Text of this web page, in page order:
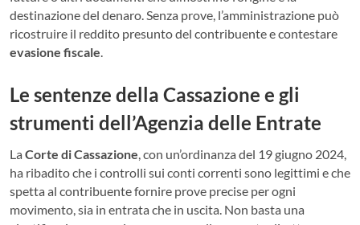
destinazione del denaro. Senza prove, l’amministrazione può
ricostruire il reddito presunto del contribuente e contestare
evasione fiscale.
Le sentenze della Cassazione e gli
strumenti dell’Agenzia delle Entrate
La Corte di Cassazione , con un’ordinanza del 19 giugno 2024,
ha ribadito che i controlli sui conti correnti sono legittimi e che
spetta al contribuente fornire prove precise per ogni
movimento, sia in entrata che in uscita. Non basta una